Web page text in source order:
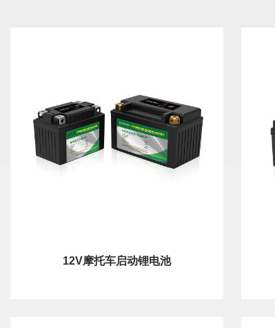
12V摩托车启动锂电池